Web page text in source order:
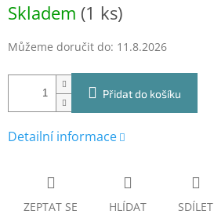
cena:
Skladem (1 ks)
Můžeme doručit do: 11.8.2026
Přidat do košíku
Detailní informace
ZEPTAT SE HLÍDAT SDÍLET